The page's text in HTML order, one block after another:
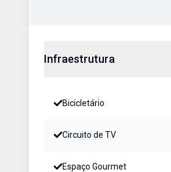
Infraestrutura
Bicicletário
Circuito de TV
Espaço Gourmet